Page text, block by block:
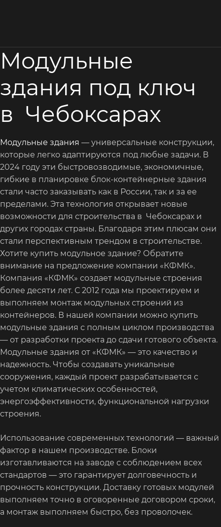
Модульные
здания под ключ
в Чебоксарах
Модульные здания — универсальные конструкции,
которые легко адаптируются под любые задачи. В
2024 году эти быстровозводимые, экономичные,
гибкие в планировке блок-контейнерные здания
стали часто заказывать как в России, так и за ее
пределами. Эта технология открывает новые
возможности для строительства в Чебоксарах и
других городах страны. Благодаря этим плюсам они
стали перспективным трендом в строительстве.
Хотите купить модульное здание? Обратите
внимание на предложение компании «КФМК».
Компания «КФМК» создает модульные строения
более десяти лет. С 2012 года мы проектируем и
выполняем монтаж модульных строений из
контейнеров. В нашей компании можно купить
модульные здания с полным циклом производства
— от разработки проекта до сдачи готового объекта.
Модульные здания от «КФМК» — это качество и
надежность. Чтобы создавать уникальные
сооружения, каждый проект разрабатывается с
учетом климатических особенностей,
энергоэффективности, функциональной нагрузки
строения.
Использование современных технологий — важный
фактор в нашем производстве. Блоки
изготавливаются на заводе с соблюдением всех
стандартов — это гарантирует долговечность и
прочность конструкции. Доставку готовых модулей
выполняем точно в оговоренные договором сроки,
а монтаж выполняем быстро, без проволочек.